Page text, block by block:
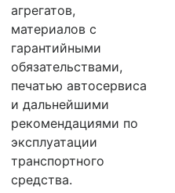
агрегатов,
материалов с
гарантийными
обязательствами,
печатью автосервиса
и дальнейшими
рекомендациями по
эксплуатации
транспортного
средства.